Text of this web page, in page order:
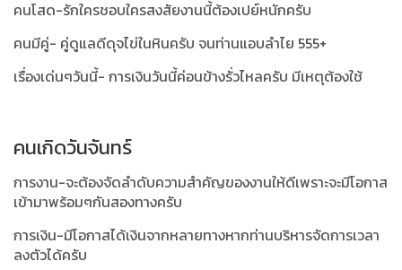
คนโสด-รักใครชอบใครสงสัยงานนี้ต้องเปย์หนักครับ
คนมีคู่- คู่ดูแลดีดุจไข่ในหินครับ จนท่านแอบลำไย 555+
เรื่องเด่นๆวันนี้- การเงินวันนี้ค่อนข้างรั่วไหลครับ มีเหตุต้องใช้
คนเกิดวันจันทร์
การงาน-จะต้องจัดลำดับความสำคัญของงานให้ดีเพราะจะมีโอกาส
เข้ามาพร้อมๆกันสองทางครับ
การเงิน-มีโอกาสได้เงินจากหลายทางหากท่านบริหารจัดการเวลา
ลงตัวได้ครับ